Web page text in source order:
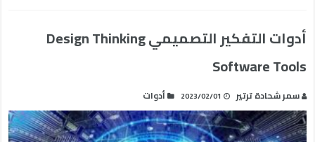
أدوات التفكير التصميمي Design Thinking
Software Tools
سمر شحادة ترتير 2023/02/01 أدوات